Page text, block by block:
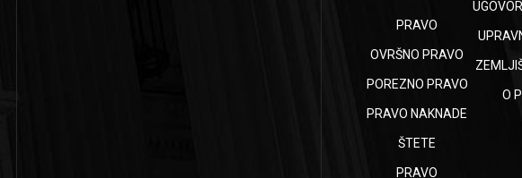
PRAVO
OVRŠNO PRAVO
POREZNO PRAVO
PRAVO NAKNADE
ŠTETE
PRAVO
O